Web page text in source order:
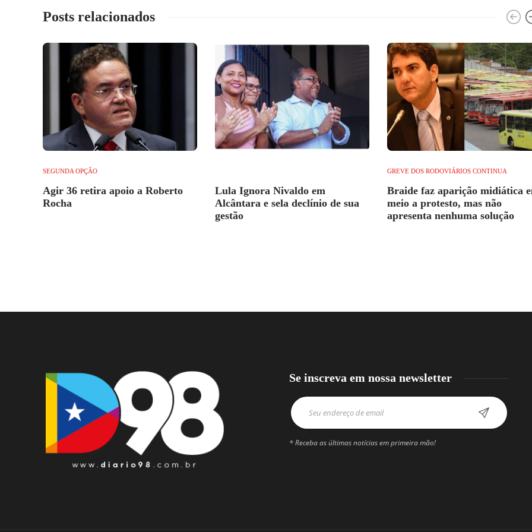
Posts relacionados
SEGUNDA OPÇÃO
Agir 36 retira apoio a Roberto
Rocha
Lula Ignora Nivaldo em
Alcântara e sela declínio de sua
gestão
GREVE DOS RODOVIÁRIOS CONTINUA
Braide faz aparição midiática
meio a protesto, mas não
apresenta nenhuma solução
Se inscreva em nossa newsletter
* Receba as últimas notícias em primeira mão!